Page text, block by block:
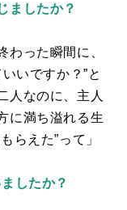
ましたか？
わった瞬間に、
いですか？”と
人なのに、主人
に満ち溢れる生
らえた”って」
したか？